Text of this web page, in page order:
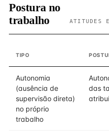
Postura no
trabalho
ATITUDES
TIPO
Autonomia
(ausência de
supervisão direta)
no próprio
trabalho
das